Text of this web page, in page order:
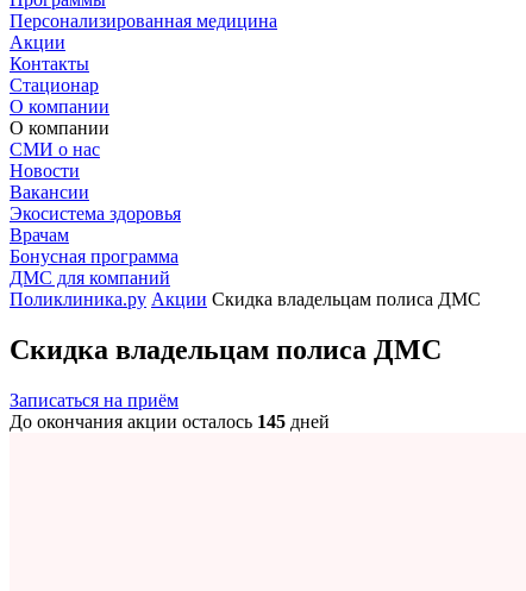
Персонализированная медицина
Акции
Контакты
Стационар
О компании
О компании
СМИ о нас
Новости
Вакансии
Экосистема здоровья
Врачам
Бонусная программа
ДМС для компаний
Поликлиника.ру Акции Скидка владельцам полиса ДМС
Скидка владельцам полиса ДМС
Записаться на приём
До окончания акции осталось 145 дней